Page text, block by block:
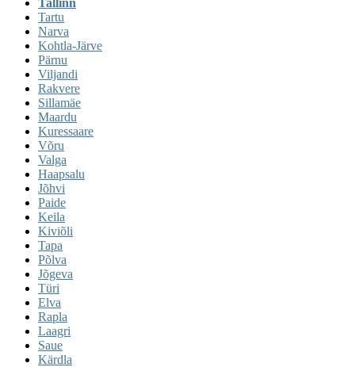
Tartu
Narva
Kohtla-Järve
Pärnu
Viljandi
Rakvere
Sillamäe
Maardu
Kuressaare
Võru
Valga
Haapsalu
Jõhvi
Paide
Keila
Kiviõli
Tapa
Põlva
Jõgeva
Türi
Elva
Rapla
Laagri
Saue
Kärdla